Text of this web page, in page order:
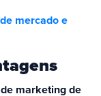
mercado e
marketing de